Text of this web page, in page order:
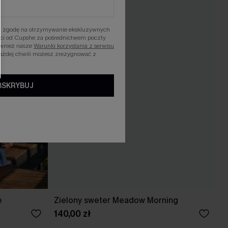
Zielony sweter Meadow Morning
140,00 zł
zgodę na otrzymywanie ekskluzywnych
od Cupshe za pośrednictwem poczty
naszeWarunki korzystania z serwisu
chwili możesz zrezygnować z